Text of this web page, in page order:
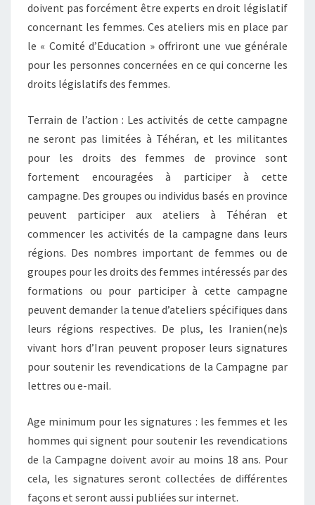
doivent pas forcément être experts en droit législatif
concernant les femmes. Ces ateliers mis en place par
le « Comité d’Education » offriront une vue générale
pour les personnes concernées en ce qui concerne les
droits législatifs des femmes.
Terrain de l’action : Les activités de cette campagne
ne seront pas limitées à Téhéran, et les militantes
pour les droits des femmes de province sont
fortement encouragées à participer à cette
campagne. Des groupes ou individus basés en province
peuvent participer aux ateliers à Téhéran et
commencer les activités de la campagne dans leurs
régions. Des nombres important de femmes ou de
groupes pour les droits des femmes intéressés par des
formations ou pour participer à cette campagne
peuvent demander la tenue d’ateliers spécifiques dans
leurs régions respectives. De plus, les Iranien(ne)s
vivant hors d’Iran peuvent proposer leurs signatures
pour soutenir les revendications de la Campagne par
lettres ou e-mail.
Age minimum pour les signatures : les femmes et les
hommes qui signent pour soutenir les revendications
de la Campagne doivent avoir au moins 18 ans. Pour
cela, les signatures seront collectées de différentes
façons et seront aussi publiées sur internet.